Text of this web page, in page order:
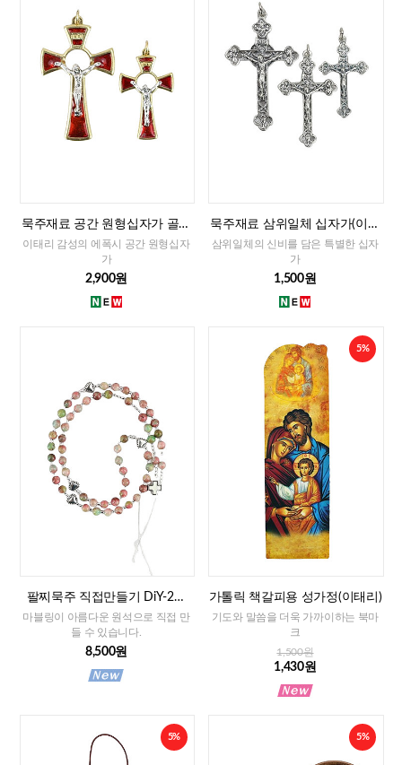
묵주재료 공간 원형십자가 골드
레드(이태리)-대,소
이태리 감성의 에폭시 공간 원형십자
가
2,900원
묵주재료 삼위일체 십자가(이태
리)-대,중,소
삼위일체의 신비를 담은 특별한 십자
가
1,500원
팔찌묵주 직접만들기 DiY-2줄
팔찌묵주 화만옥 4mm
마블링이 아름다운 원석으로 직접 만
들 수 있습니다.
8,500원
5%
가톨릭 책갈피용 성가정(이태리)
기도와 말씀을 더욱 가까이하는 북마
크
1,500원
1,430원
5% 5%